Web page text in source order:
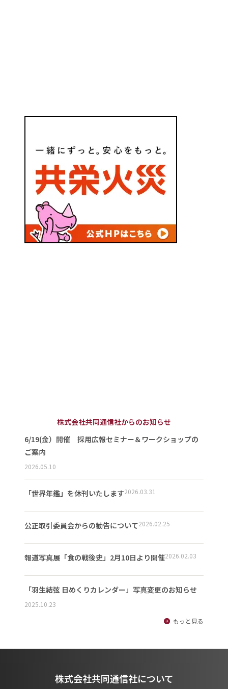
株式会社共同通信社からのお知らせ
6/19(金）開催 採用広報セミナー＆ワークショップの
ご案内
2026.05.10
「世界年鑑」を休刊いたします2026.03.31
公正取引委員会からの勧告について2026.02.25
報道写真展「食の戦後史」2月10日より開催2026.02.03
「羽生結弦 日めくりカレンダー」写真変更のお知らせ
2025.10.23
もっと見る
株式会社共同通信社について